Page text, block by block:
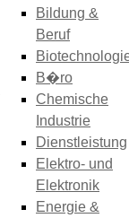
Bildung &
Beruf
B�ro
Chemische
Industrie
Dienstleistung
Elektro- und
Elektronik
Energie &